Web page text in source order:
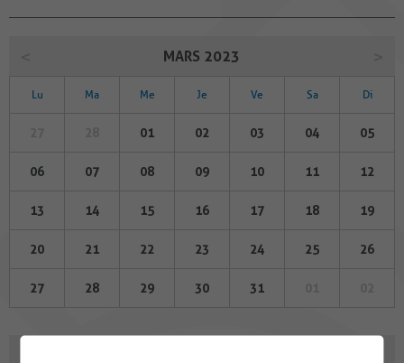
MARS 2023
Lu Ma Me Je Ve Sa Di
01 02 03 04 05
06 07 08 09 10 11 12
13 14 15 16 17 18 19
20 21 22 23 24 25 26
27 28 29 30 31